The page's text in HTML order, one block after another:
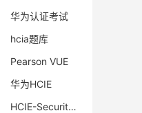
华为认证考试
hcia题库
Pearson VUE
华为HCIE
HCIE-Security备考指南